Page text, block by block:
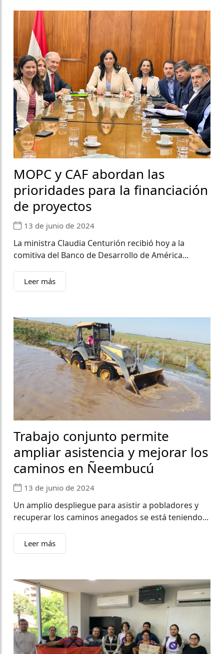
MOPC y CAF abordan las
prioridades para la financiación
de proyectos
13 de junio de 2024
La ministra Claudia Centurión recibió hoy a la
comitiva del Banco de Desarrollo de América...
Leer más
Trabajo conjunto permite
ampliar asistencia y mejorar los
caminos en Ñeembucú
13 de junio de 2024
Un amplio despliegue para asistir a pobladores y
recuperar los caminos anegados se está teniendo...
Leer más